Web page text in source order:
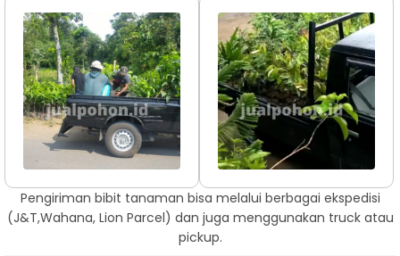
Pengiriman bibit tanaman bisa melalui berbagai ekspedisi
(J&T,Wahana, Lion Parcel) dan juga menggunakan truck atau
pickup.